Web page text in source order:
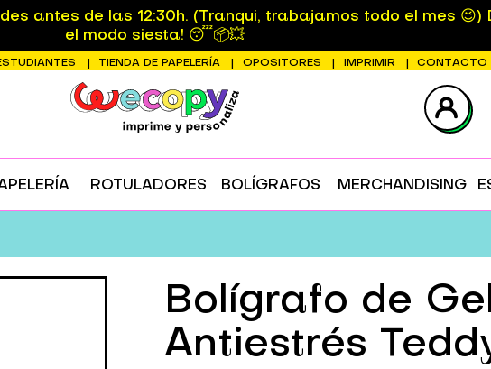
antes de las 12:30h. (Tranqui, trabajamos todo el mes
el modo siesta! 😴📦💥
TIENDA DE PAPELERÍA OPOSITORES IMPRIMIR CONTACTO
ROTULADORES BOLÍGRAFOS MERCHANDISING
Bolígrafo de
Antiestrés